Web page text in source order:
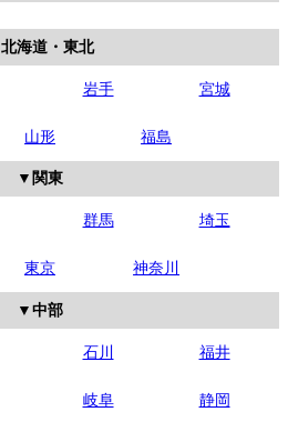
北海道・東北
岩手 宮城
山形 福島
関東
群馬 埼玉
東京 神奈川
中部
石川 福井
岐阜 静岡